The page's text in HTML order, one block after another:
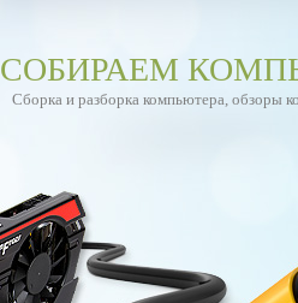
СОБИРАЕМ
Сборка и разборка компьютера, обзоры